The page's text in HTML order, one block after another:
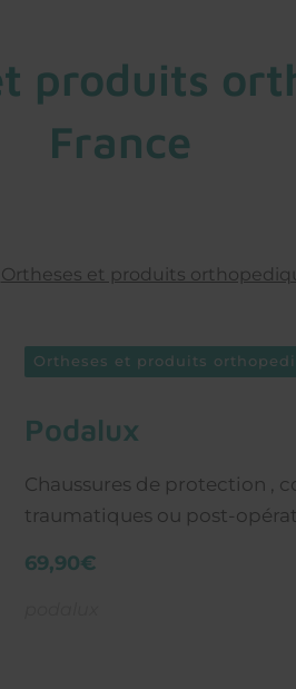
produits
France
Ortheses et produits
Ortheses et produits
podalux
Chaussures de protection ,
traumatiques ou post-
69,90€